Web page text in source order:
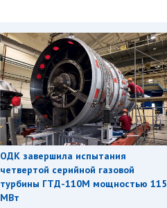
ОДК завершила испытания
четвертой серийной газовой
турбины ГТД-110М мощностью 115
МВт